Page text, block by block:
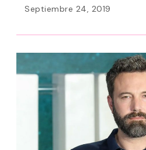
Septiembre 24, 2019